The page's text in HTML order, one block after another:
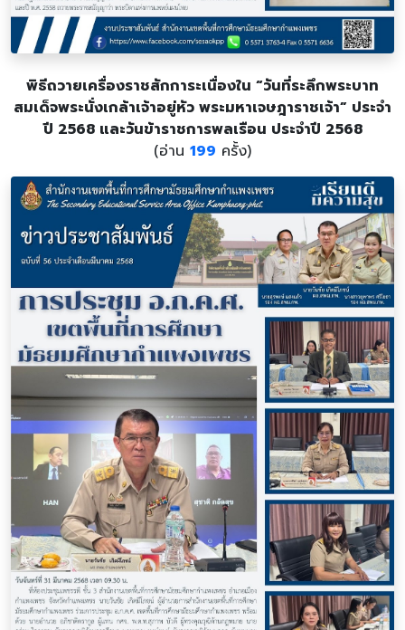
พิธีถวายเครื่องราชสักการะเนื่องใน “วันที่ระลึกพระบาท
สมเด็จพระนั่งเกล้าเจ้าอยู่หัว พระมหาเจษฎาราชเจ้า” ประจำ
ปี 2568 และวันข้าราชการพลเรือน ประจำปี 2568
(อ่าน 199 ครั้ง)